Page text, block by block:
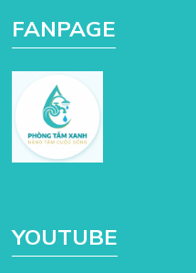
FANPAGE
YOUTUBE